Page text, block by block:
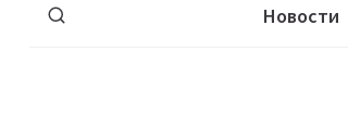
Новости